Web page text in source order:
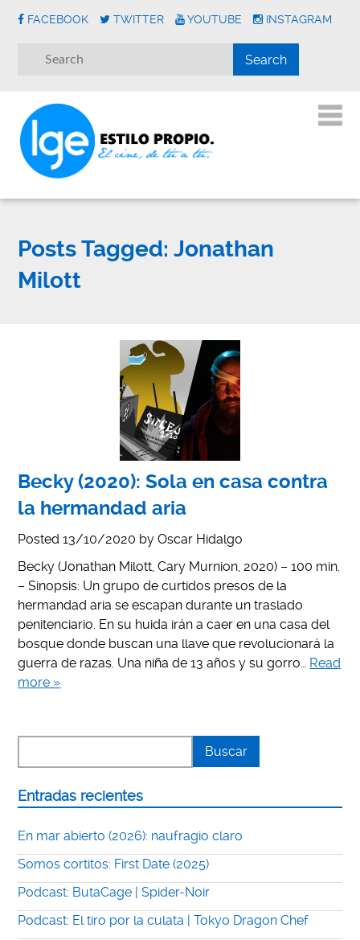
FACEBOOK TWITTER YOUTUBE INSTAGRAM
Posts Tagged: Jonathan
Milott
Becky (2020): Sola en casa contra
la hermandad aria
Posted13/10/2020 byOscar Hidalgo
Becky (Jonathan Milott, Cary Murnion, 2020) – 100 min.
– Sinopsis: Un grupo de curtidos presos de la
hermandad aria se escapan durante un traslado
penitenciario. En su huida irán a caer en una casa del
bosque donde buscan una llave que revolucionará la
guerra de razas. Una niña de 13 años y su gorro… Read
more »
Entradas recientes
En mar abierto (2026): naufragio claro
Somos cortitos: First Date (2025)
Podcast: ButaCage | Spider-Noir
Podcast: El tiro por la culata | Tokyo Dragon Chef